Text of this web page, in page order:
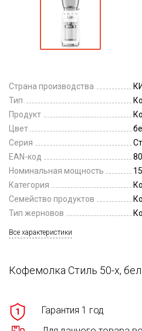
Страна производства
Тип
Продукт
Цвет
Серия
EAN-код
Номинальная мощность
Категория
Семейство продуктов
Тип жерновов
Все характеристики
Кофемолка Стиль 50-х,
1
Гарантия 1 год